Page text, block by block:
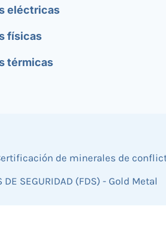
eléctricas
físicas
térmicas
de minerales de
DE SEGURIDAD (FDS) - Gold Metal